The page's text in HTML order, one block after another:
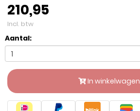
210,95
Incl. btw
Aantal:
In winkelwagen